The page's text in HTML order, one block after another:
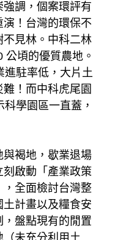
調，個案環評有
！台灣的環保不
見林。中科二林
公頃的優質農地。
進駐率低，大片土
！而中科虎尾園
學園區一直蓋，
褐地，歇業退場
刻啟動「產業政策
全面檢討台灣整
計畫以及糧食安
盤點現有的閒置
未充分利用土